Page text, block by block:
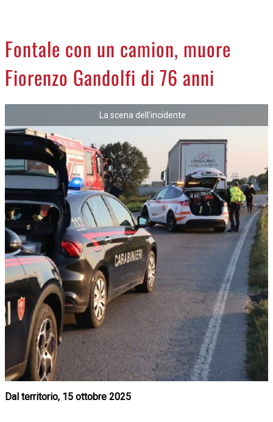
LA PIAZZA
ANIMALI
Fontale con un camion, muore
Fiorenzo Gandolfi di 76 anni
La scena dell'incidente
Dal territorio, 15 ottobre 2025